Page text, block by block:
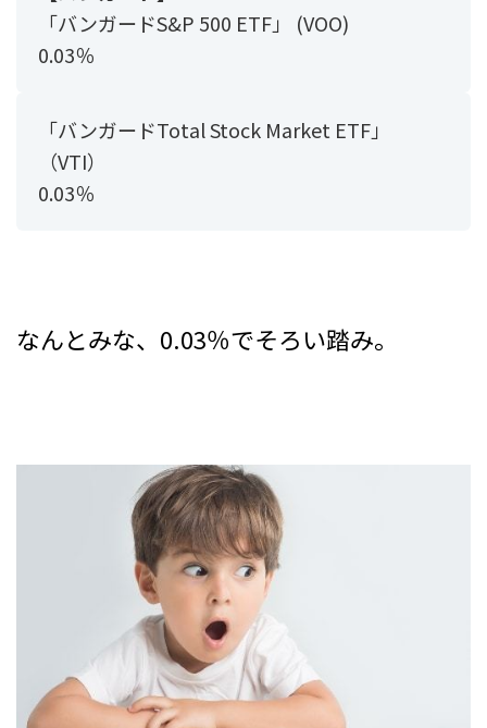
「バンガードS&P 500 ETF」 (VOO)
0.03％
「バンガードTotal Stock Market ETF」
（VTI）
0.03％
なんとみな、0.03％でそろい踏み。